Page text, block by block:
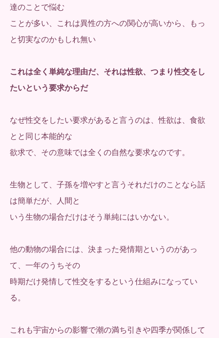
達のことで悩む
ことが多い、これは異性の方への関心が高いから、もっ
と切実なのかもしれ無い
これは全く単純な理由だ、それは性欲、つまり性交をし
たいという要求からだ
なぜ性交をしたい要求があると言うのは、性欲は、食欲
とと同じ本能的な
欲求で、その意味では全くの自然な要求なのです。
生物として、子孫を増やすと言うそれだけのことなら話
は簡単だが、人間と
いう生物の場合だけはそう単純にはいかない。
他の動物の場合には、決まった発情期というのがあっ
て、一年のうちその
時期だけ発情して性交をするという仕組みになってい
る。
これも宇宙からの影響で潮の満ち引きや四季が関係して